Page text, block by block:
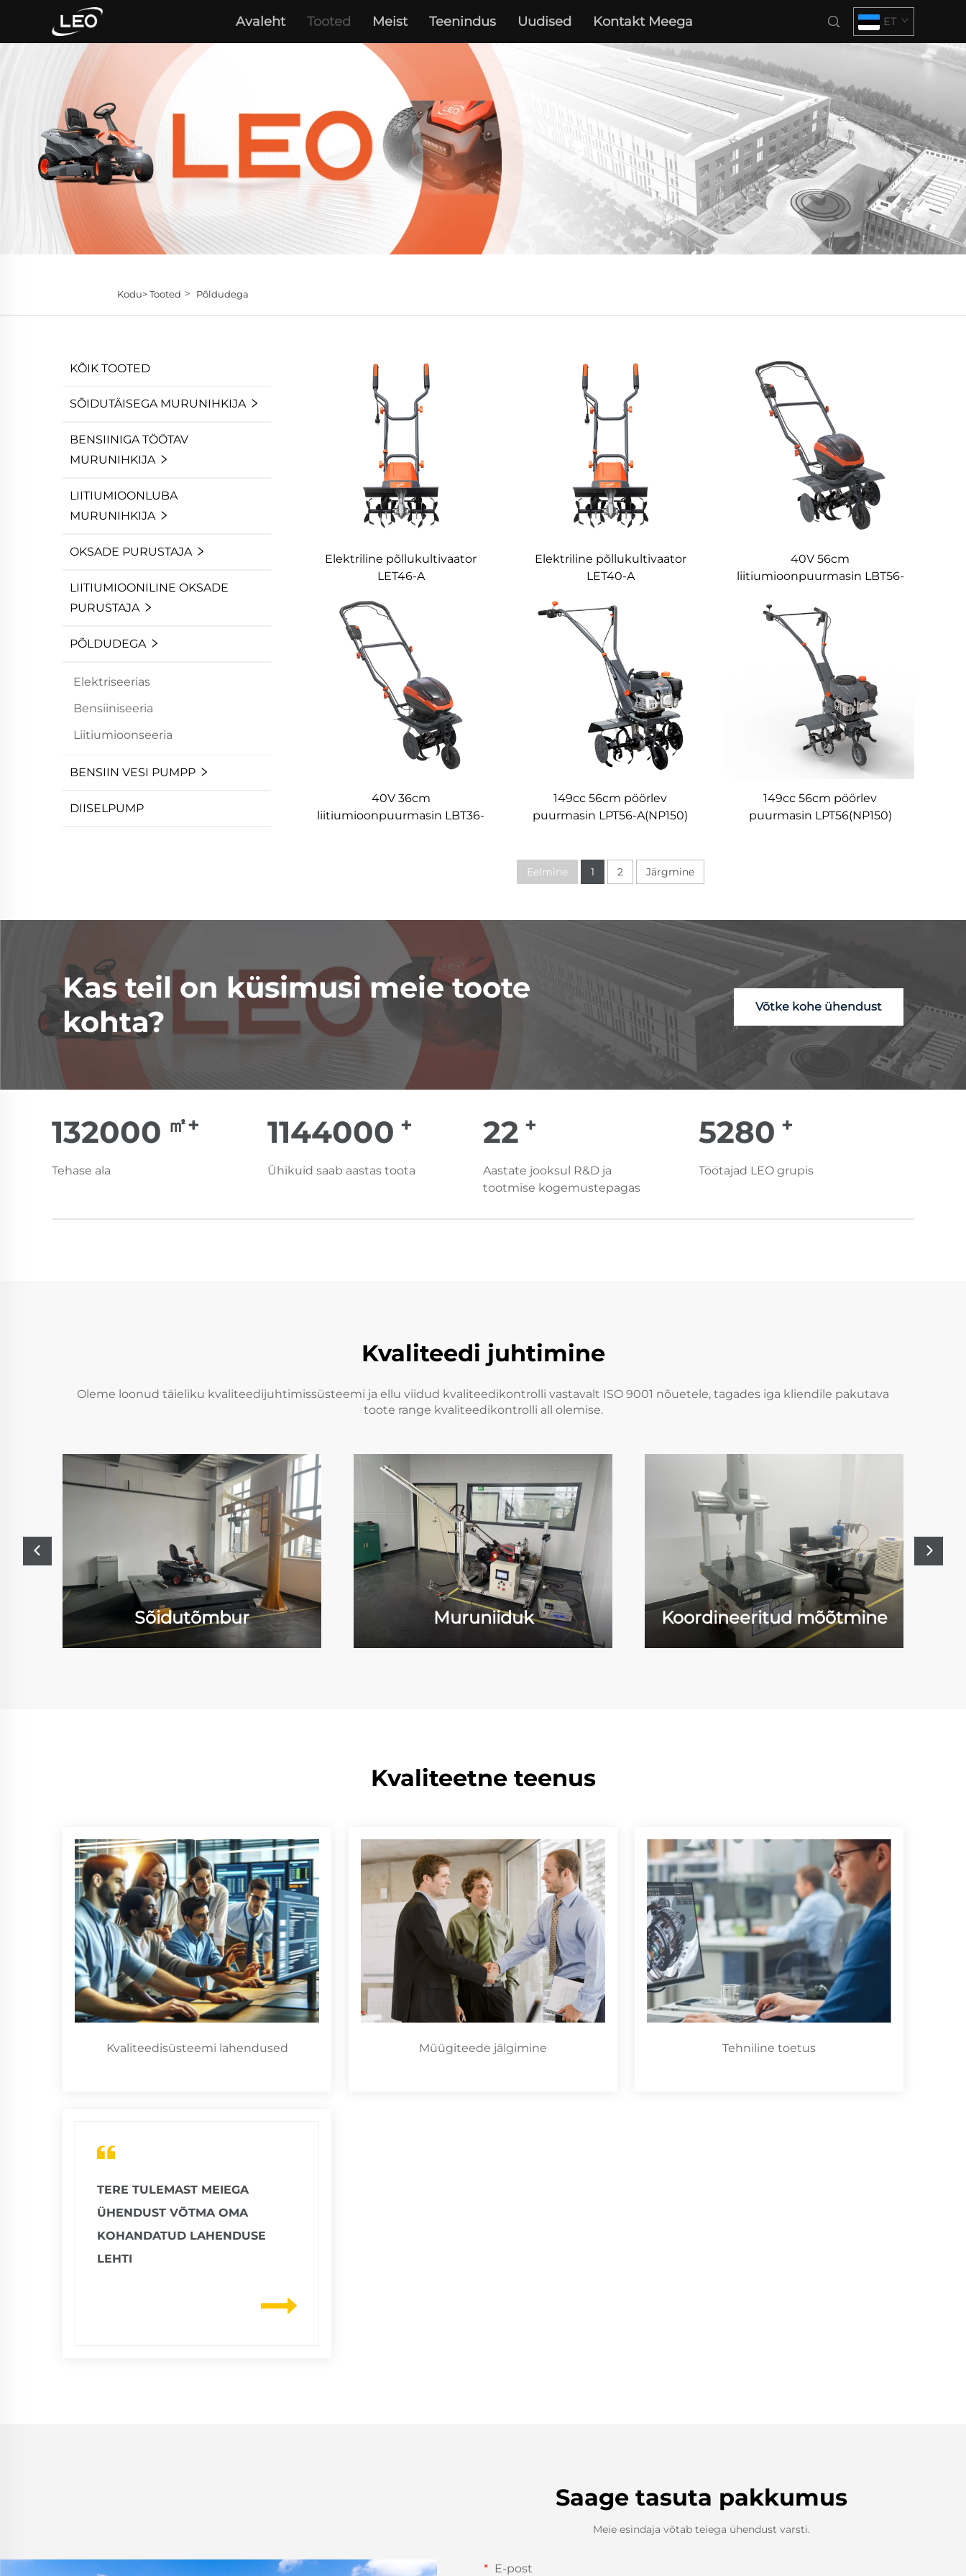
Avaleht Tooted Meist Teenindus Uudised Kontakt Meega ET
Kodu>Tooted > Põldudega
KÕIK TOOTED
SÕIDUTÄISEGA MURUNIHKIJA
BENSIINIGA TÖÖTAV
MURUNIHKIJA
LIITIUMIOONLUBA
MURUNIHKIJA
OKSADE PURUSTAJA
LIITIUMIOONILINE OKSADE
PURUSTAJA
PÕLDUDEGA
Elektriseerias
Bensiiniseeria
Liitiumioonseeria
BENSIIN VESI PUMPP
DIISELPUMP
Elektriline põllukultivaator
LET46-A
Elektriline põllukultivaator
LET40-A
40V 56cm
liitiumioonpuurmasin LBT56-
40V 36cm
liitiumioonpuurmasin LBT36-
149cc 56cm pöörlev
puurmasin LPT56-A(NP150)
149cc 56cm pöörlev
puurmasin LPT56(NP150)
Eelmine 1 2 Järgmine
Kas teil on küsimusi meie toote
kohta?
Võtke kohe ühendust
150000 ㎡+
Tehase ala
1300000 +
Ühikuid saab aastas toota
25 +
Aastate jooksul R&D ja
tootmise kogemustepagas
6000 +
Töötajad LEO grupis
Kvaliteedi juhtimine
Oleme loonud täieliku kvaliteedijuhtimissüsteemi ja ellu viidud kvaliteedikontrolli vastavalt ISO 9001 nõuetele, tagades iga kliendile pakutava
toote range kvaliteedikontrolli all olemise.
Sõidutõmbur Muruniiduk Koordineeritud mõõtmine
Kvaliteetne teenus
Kvaliteedisüsteemi lahendused Müügiteede jälgimine Tehniline toetus
TERE TULEMAST MEIEGA
ÜHENDUST VÕTMA OMA
KOHANDATUD LAHENDUSE
LEHTI
Saage tasuta pakkumus
Meie esindaja võtab teiega ühendust varsti.
E-post